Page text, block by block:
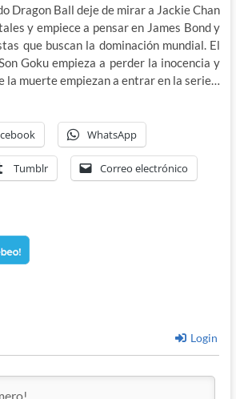
Dragon Ball deje de mirar a Jackie Chan
y empiece a pensar en James Bond y
que buscan la dominación mundial. El
Goku empieza a perder la inocencia y
la muerte empiezan a entrar en la serie…
WhatsApp
Tumblr Correo electrónico
Login